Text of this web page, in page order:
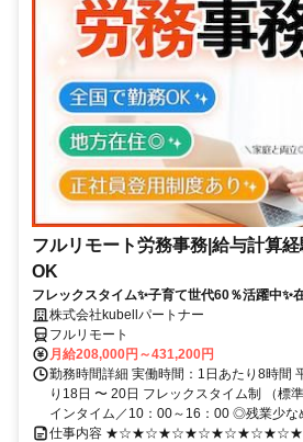
フルリモート労務事務|給与計算
OK
フレックスタイム✨子育て世代60％活躍中✨
株式会社kubellパートナー
フルリモート
月給208,000円～431,200円
勤務時間詳細 実働時間：1日あたり8時間
り18日 〜 20日 フレックスタイム制 （標
インタイム／10：00～16：00 ◎残業少な
仕事内容